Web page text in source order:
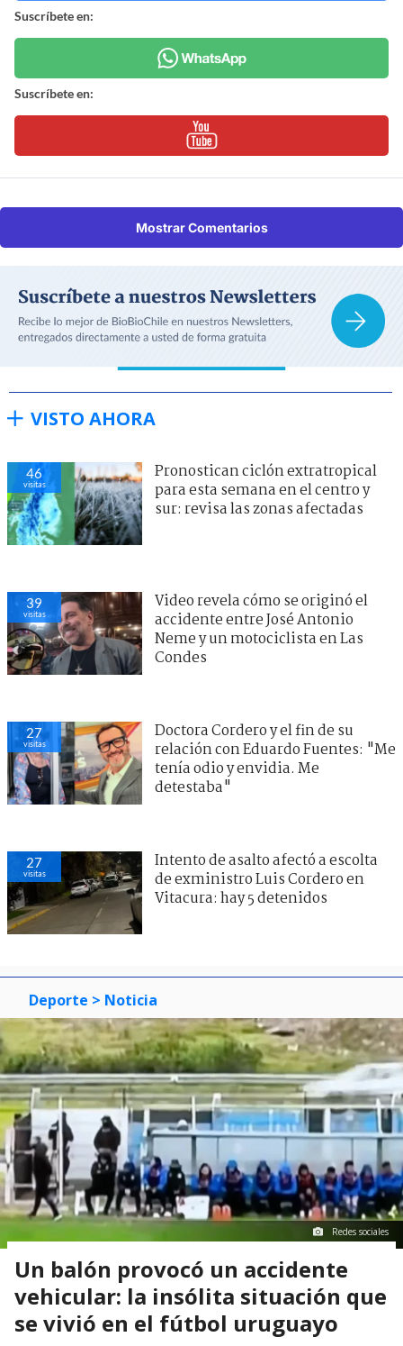
Suscríbete en:
Suscríbete en:
Mostrar Comentarios
VISTO AHORA
46
visitas
Pronostican ciclón extratropical
para esta semana en el centro y
sur: revisa las zonas afectadas
39
visitas
Video revela cómo se originó el
accidente entre José Antonio
Neme y un motociclista en Las
Condes
27
visitas
Doctora Cordero y el fin de su
relación con Eduardo Fuentes: "Me
tenía odio y envidia. Me
detestaba"
27
visitas
Intento de asalto afectó a escolta
de exministro Luis Cordero en
Vitacura: hay 5 detenidos
Deporte > Noticia
Redes sociales
Un balón provocó un accidente
vehicular: la insólita situación que
se vivió en el fútbol uruguayo